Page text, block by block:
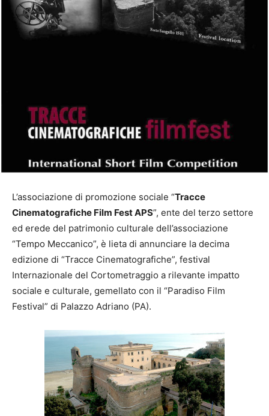
L’associazione di promozione sociale “Tracce
Cinematografiche Film Fest APS”, ente del terzo settore
ed erede del patrimonio culturale dell’associazione
“Tempo Meccanico”, è lieta di annunciare la decima
edizione di “Tracce Cinematografiche”, festival
Internazionale del Cortometraggio a rilevante impatto
sociale e culturale, gemellato con il “Paradiso Film
Festival” di Palazzo Adriano (PA).